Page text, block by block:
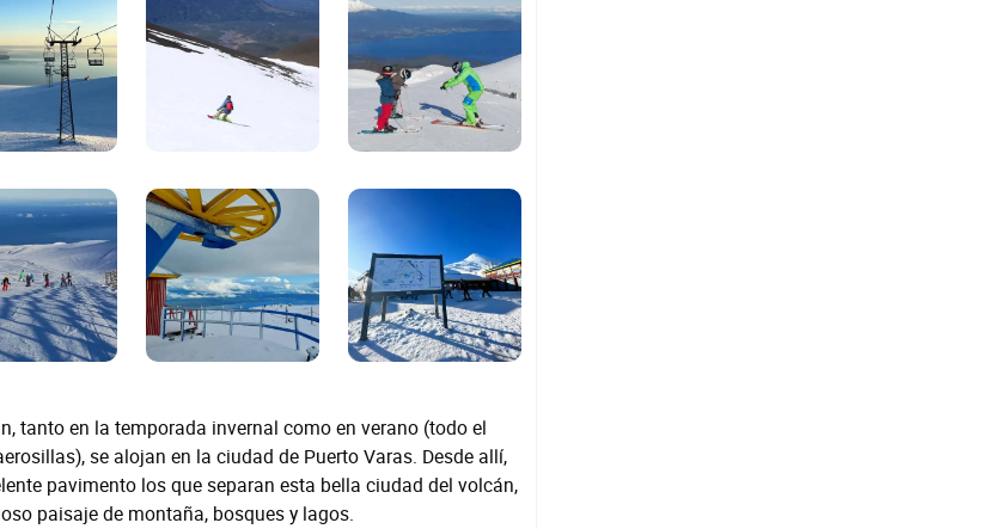
tanto en la temporada invernal como en verano (todo el
se alojan en la ciudad de Puerto Varas. Desde allí,
pavimento los que separan esta bella ciudad del volcán,
paisaje de montaña, bosques y lagos.